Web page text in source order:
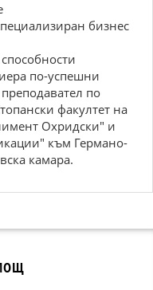
бизнес
по-успешни
по
факултет на
Охридски" и
към Германо-
камара.